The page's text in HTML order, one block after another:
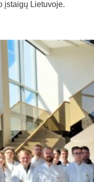
įstaigų Lietuvoje.